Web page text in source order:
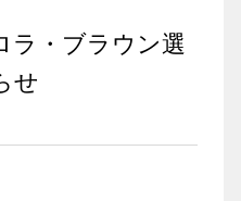
ラ・ブラウン選
せ